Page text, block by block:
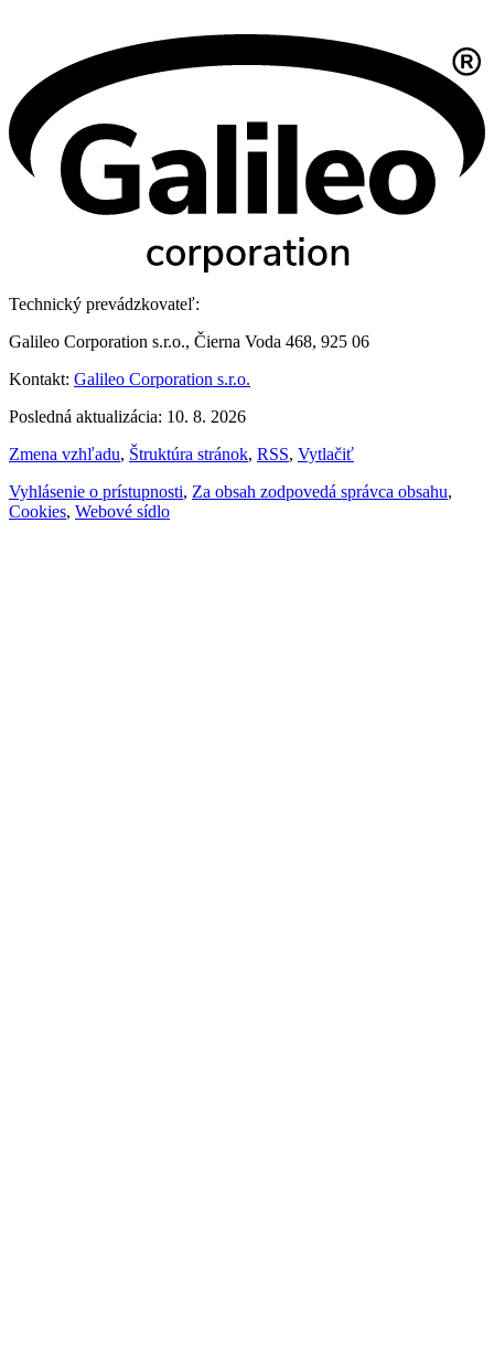
Technický prevádzkovateľ:
Galileo Corporation s.r.o., Čierna Voda 468, 925 06
Kontakt: Galileo Corporation s.r.o.
Posledná aktualizácia: 10. 8. 2026
Zmena vzhľadu, Štruktúra stránok, RSS, Vytlačiť
Vyhlásenie o prístupnosti, Za obsah zodpovedá správca obsahu,
Cookies, Webové sídlo